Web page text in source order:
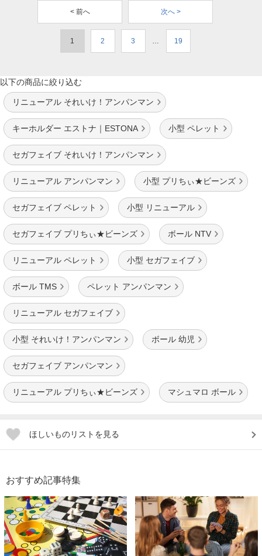
< 前へ 次へ >
1 2 3 … 19
以下の商品に絞り込む
リニューアル それいけ！アンパンマン
キーホルダー エストナ｜ESTONA 小型 ペレット
セガフェイブ それいけ！アンパンマン
リニューアル アンパンマン 小型 プリちぃ★ビーンズ
セガフェイブ ペレット 小型 リニューアル
セガフェイブ プリちぃ★ビーンズ ボール NTV
リニューアル ペレット 小型 セガフェイブ
ボール TMS ペレット アンパンマン
リニューアル セガフェイブ
小型 それいけ！アンパンマン ボール 幼児
セガフェイブ アンパンマン
リニューアル プリちぃ★ビーンズ マシュマロ ボール
ほしいものリストを見る
おすすめ記事特集